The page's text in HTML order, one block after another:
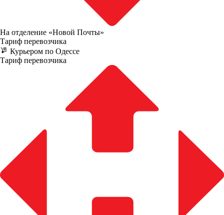
На отделение «Новой Почты»
Тариф перевозчика
Курьером по Одессе
Тариф перевозчика